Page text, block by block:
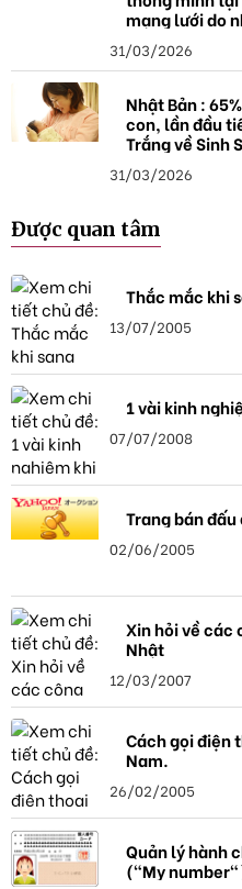
mạng lưới do
31/03/2026
Nhật Bản :
con, lần đầu
Trắng về Sinh
31/03/2026
Được quan tâm
Thắc mắc khi
13/07/2005
1 vài kinh
07/07/2008
Trang bán
02/06/2005
Xin hỏi về các
Nhật
12/03/2007
Cách gọi điện
Nam.
26/02/2005
Quản lý hành
("My